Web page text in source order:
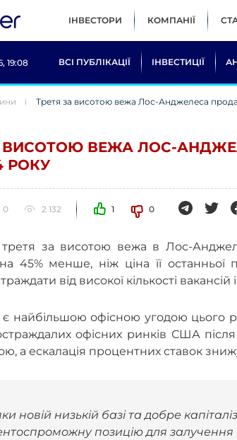
ІНВЕСТОРИ КОМПАНІЇ
19:08 ВСІ ПУБЛІКАЦІЇ ІНВЕСТИЦІЇ
Третя за висотою вежа Лос-Анджелеса
ВИСОТОЮ ВЕЖА ЛОС-
РОКУ
0 2 132 1 0
за висотою вежа в Лос-
45% менше, ніж ціна її останньої
від високої кількості
найбільшою офісною угодою цього
офісних ринків США після
а ескалація процентних ставок
новій низькій базі та добре
позицію для